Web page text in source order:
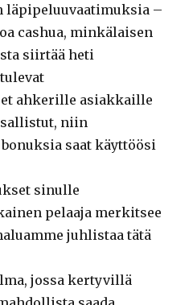
läpipeluuvaatimuksia –
cashua, minkälaisen
siirtää heti
ahkerille asiakkaille
niin
saat käyttöösi
sinulle
pelaaja merkitsee
juhlistaa tätä
jossa kertyvillä